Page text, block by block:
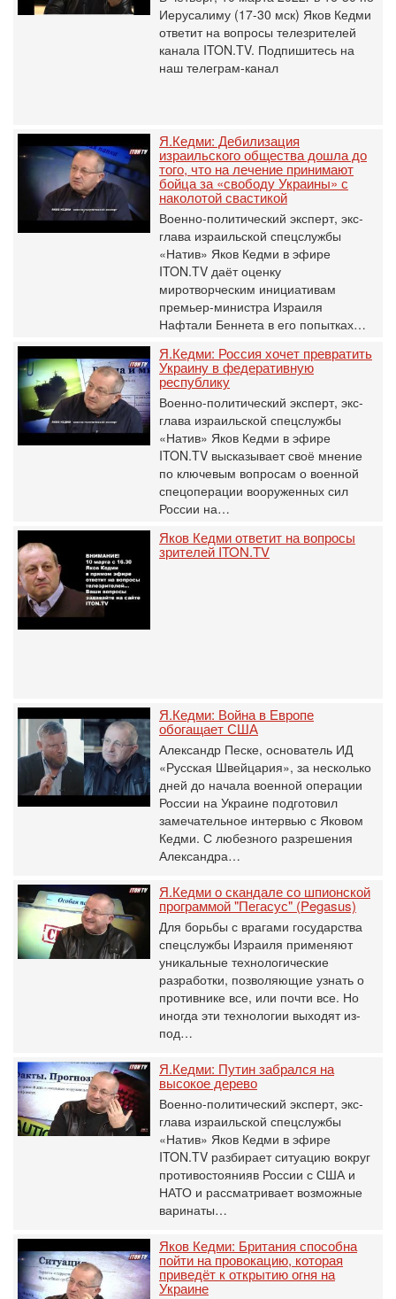
Иерусалиму (17-30 мск) Яков Кедми
ответит на вопросы телезрителей
канала ITON.TV. Подпишитесь на
наш телеграм-канал
Я.Кедми: Дебилизация
израильского общества дошла до
того, что на лечение принимают
бойца за «свободу Украины» с
наколотой свастикой
Военно-политический эксперт, экс-
глава израильской спецслужбы
«Натив» Яков Кедми в эфире
ITON.TV даёт оценку
миротворческим инициативам
премьер-министра Израиля
Нафтали Беннета в его попытках…
Я.Кедми: Россия хочет превратить
Украину в федеративную
республику
Военно-политический эксперт, экс-
глава израильской спецслужбы
«Натив» Яков Кедми в эфире
ITON.TV высказывает своё мнение
по ключевым вопросам о военной
спецоперации вооруженных сил
России на…
Яков Кедми ответит на вопросы
зрителей ITON.TV
Я.Кедми: Война в Европе
обогащает США
Александр Песке, основатель ИД
«Русская Швейцария», за несколько
дней до начала военной операции
России на Украине подготовил
замечательное интервью с Яковом
Кедми. С любезного разрешения
Александра…
Я.Кедми о скандале со шпионской
программой "Пегасус" (Pegasus)
Для борьбы с врагами государства
спецслужбы Израиля применяют
уникальные технологические
разработки, позволяющие узнать о
противнике все, или почти все. Но
иногда эти технологии выходят из-
под…
Я.Кедми: Путин забрался на
высокое дерево
Военно-политический эксперт, экс-
глава израильской спецслужбы
«Натив» Яков Кедми в эфире
ITON.TV разбирает ситуацию вокруг
противостоянияв России с США и
НАТО и рассматривает возможные
варинаты…
Яков Кедми: Британия способна
пойти на провокацию, которая
приведёт к открытию огня на
Украине